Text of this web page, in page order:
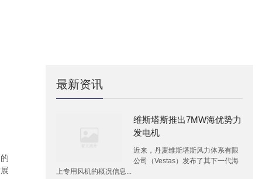
最新资讯
维斯塔斯推出7MW海优势力
发电机
近来，丹麦维斯塔斯风力体系有限
公司（Vestas）发布了其下一代海
上专用风机的概况信息...